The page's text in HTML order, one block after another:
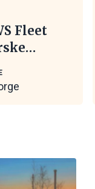
Fleet